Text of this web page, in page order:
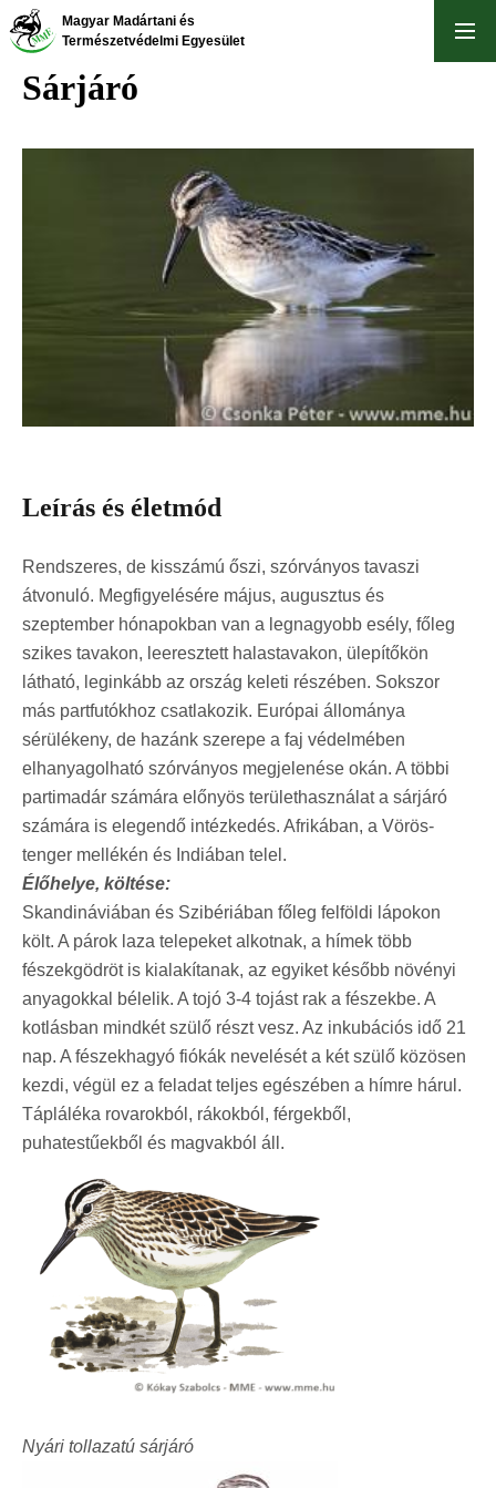
Ugrás
tartalomra
Magyar Madártani és
Természetvédelmi Egyesület
Sárjáró
Leírás és életmód
Rendszeres, de kisszámú őszi, szórványos tavaszi
átvonuló. Megfigyelésére május, augusztus és
szeptember hónapokban van a legnagyobb esély, főleg
szikes tavakon, leeresztett halastavakon, ülepítőkön
látható, leginkább az ország keleti részében. Sokszor
más partfutókhoz csatlakozik. Európai állománya
sérülékeny, de hazánk szerepe a faj védelmében
elhanyagolható szórványos megjelenése okán. A többi
partimadár számára előnyös területhasználat a sárjáró
számára is elegendő intézkedés. Afrikában, a Vörös-
tenger mellékén és Indiában telel.
Élőhelye, költése:
Skandináviában és Szibériában főleg felföldi lápokon
költ. A párok laza telepeket alkotnak, a hímek több
fészekgödröt is kialakítanak, az egyiket később növényi
anyagokkal bélelik. A tojó 3-4 tojást rak a fészekbe. A
kotlásban mindkét szülő részt vesz. Az inkubációs idő 21
nap. A fészekhagyó fiókák nevelését a két szülő közösen
kezdi, végül ez a feladat teljes egészében a hímre hárul.
Tápláléka rovarokból, rákokból, férgekből,
puhatestűekből és magvakból áll.
Nyári tollazatú sárjáró